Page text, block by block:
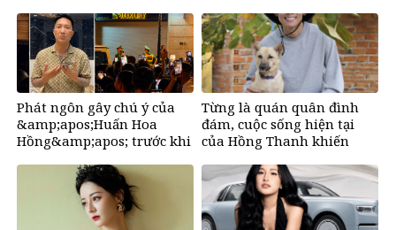
cao&amp;apos;
Phát ngôn gây chú ý của
&amp;apos;Huấn Hoa
Hồng&amp;apos; trước khi
Từng là quán quân đình
đám, cuộc sống hiện tại
của Hồng Thanh khiến